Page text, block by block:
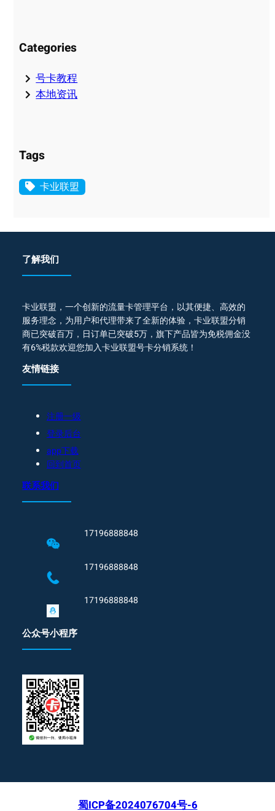
Categories
号卡教程
本地资讯
Tags
卡业联盟
了解我们
卡业联盟，一个创新的流量卡管理平台，以其便捷、高效的
服务理念，为用户和代理带来了全新的体验，卡业联盟分销
商已突破百万，日订单已突破5万，旗下产品皆为免税佣金没
有6%税款欢迎您加入卡业联盟号卡分销系统！
友情链接
注册一级
登录后台
app下载
回到首页
联系我们
17196888848
17196888848
17196888848
公众号小程序
蜀ICP备2024076704号-6